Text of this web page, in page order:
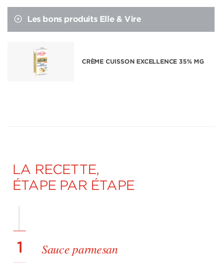
Les bons produits Elle & Vire
CRÈME CUISSON EXCELLENCE 35% MG
LA RECETTE,
ÉTAPE PAR ÉTAPE
1 Sauce parmesan